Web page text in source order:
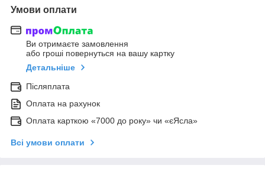
Умови оплати
Ви отримаєте замовлення
або гроші повернуться на вашу картку
Детальніше
Післяплата
Оплата на рахунок
Оплата карткою «7000 до року» чи «єЯсла»
Всі умови оплати